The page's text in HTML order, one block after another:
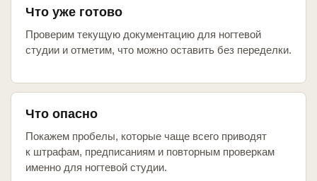
Что уже готово
Проверим текущую документацию для ногтевой
студии и отметим, что можно оставить без переделки.
Что опасно
Покажем пробелы, которые чаще всего приводят
к штрафам, предписаниям и повторным проверкам
именно для ногтевой студии.